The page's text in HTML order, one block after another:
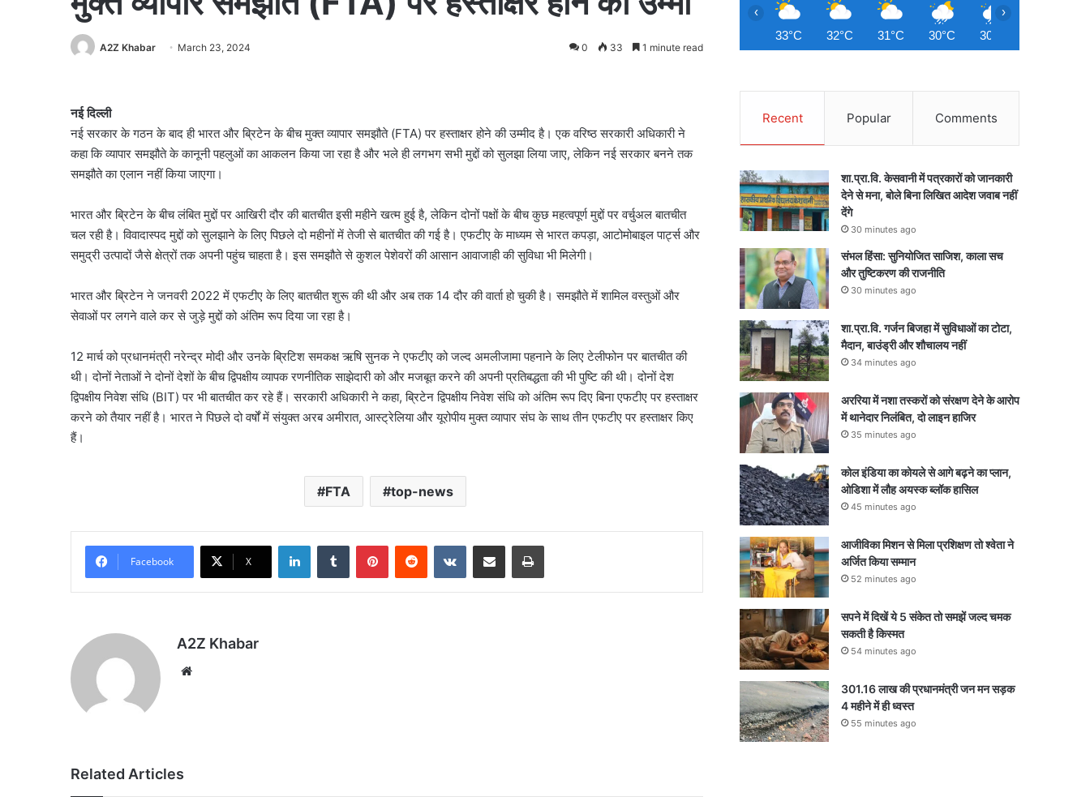
A2Z Khabar March 23, 2024 0 33 1 minute read
नई दिल्ली
नई सरकार के गठन के बाद ही भारत और ब्रिटेन के बीच मुक्त व्यापार समझौते (FTA) पर हस्ताक्षर होने की उम्मीद है। एक वरिष्ठ सरकारी अधिकारी ने
कहा कि व्यापार समझौते के कानूनी पहलुओं का आकलन किया जा रहा है और भले ही लगभग सभी मुद्दों को सुलझा लिया जाए, लेकिन नई सरकार बनने तक
समझौते का एलान नहीं किया जाएगा।
भारत और ब्रिटेन के बीच लंबित मुद्दों पर आखिरी दौर की बातचीत इसी महीने खत्म हुई है, लेकिन दोनों पक्षों के बीच कुछ महत्वपूर्ण मुद्दों पर वर्चुअल बातचीत
चल रही है। विवादास्पद मुद्दों को सुलझाने के लिए पिछले दो महीनों में तेजी से बातचीत की गई है। एफटीए के माध्यम से भारत कपड़ा, आटोमोबाइल पा‌र्ट्स और
समुद्री उत्पादों जैसे क्षेत्रों तक अपनी पहुंच चाहता है। इस समझौते से कुशल पेशेवरों की आसान आवाजाही की सुविधा भी मिलेगी।
भारत और ब्रिटेन ने जनवरी 2022 में एफटीए के लिए बातचीत शुरू की थी और अब तक 14 दौर की वार्ता हो चुकी है। समझौते में शामिल वस्तुओं और
सेवाओं पर लगने वाले कर से जुड़े मुद्दों को अंतिम रूप दिया जा रहा है।
12 मार्च को प्रधानमंत्री नरेन्द्र मोदी और उनके ब्रिटिश समकक्ष ऋषि सुनक ने एफटीए को जल्द अमलीजामा पहनाने के लिए टेलीफोन पर बातचीत की
थी। दोनों नेताओं ने दोनों देशों के बीच द्विपक्षीय व्यापक रणनीतिक साझेदारी को और मजबूत करने की अपनी प्रतिबद्धता की भी पुष्टि की थी। दोनों देश
द्विपक्षीय निवेश संधि (BIT) पर भी बातचीत कर रहे हैं। सरकारी अधिकारी ने कहा, ब्रिटेन द्विपक्षीय निवेश संधि को अंतिम रूप दिए बिना एफटीए पर हस्ताक्षर
करने को तैयार नहीं है। भारत ने पिछले दो वर्षों में संयुक्त अरब अमीरात, आस्ट्रेलिया और यूरोपीय मुक्त व्यापार संघ के साथ तीन एफटीए पर हस्ताक्षर किए
हैं।
FTA top-news
Facebook X
LinkedInTumblr PinterestReddit VKontakteShare via Email Print
A2Z Khabar
Related Articles
33°C 32°C 31°C 30°C 30°C
‹ ›
Recent Popular Comments
शा.प्रा.वि. केसवानी में पत्रकारों को जानकारी
देने से मना, बोले बिना लिखित आदेश जवाब नहीं
देंगे
30 minutes ago
संभल हिंसा: सुनियोजित साजिश, काला सच
और तुष्टिकरण की राजनीति
30 minutes ago
शा.प्रा.वि. गर्जन बिजहा में सुविधाओं का टोटा,
मैदान, बाउंड्री और शौचालय नहीं
34 minutes ago
अररिया में नशा तस्करों को संरक्षण देने के आरोप
में थानेदार निलंबित, दो लाइन हाजिर
35 minutes ago
कोल इंडिया का कोयले से आगे बढ़ने का प्लान,
ओडिशा में लौह अयस्क ब्लॉक हासिल
45 minutes ago
आजीविका मिशन से मिला प्रशिक्षण तो श्वेता ने
अर्जित किया सम्मान
52 minutes ago
सपने में दिखें ये 5 संकेत तो समझें जल्द चमक
सकती है किस्मत
54 minutes ago
301.16 लाख की प्रधानमंत्री जन मन सड़क
4 महीने में ही ध्वस्त
55 minutes ago